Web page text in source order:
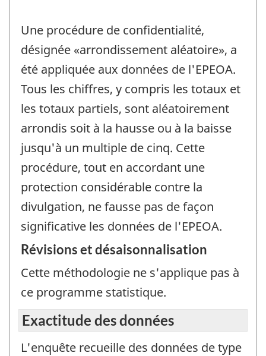
Une procédure de confidentialité,
désignée «arrondissement aléatoire», a
été appliquée aux données de l'EPEOA.
Tous les chiffres, y compris les totaux et
les totaux partiels, sont aléatoirement
arrondis soit à la hausse ou à la baisse
jusqu'à un multiple de cinq. Cette
procédure, tout en accordant une
protection considérable contre la
divulgation, ne fausse pas de façon
significative les données de l'EPEOA.
Révisions et désaisonnalisation
Cette méthodologie ne s'applique pas à
ce programme statistique.
Exactitude des données
L'enquête recueille des données de type